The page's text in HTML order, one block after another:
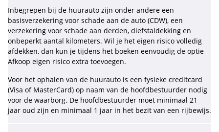
Inbegrepen bij de huurauto zijn onder andere een
basisverzekering voor schade aan de auto (CDW), een
verzekering voor schade aan derden, diefstaldekking en
onbeperkt aantal kilometers. Wil je het eigen risico volledig
afdekken, dan kun je tijdens het boeken eenvoudig de optie
Afkoop eigen risico extra toevoegen.
Voor het ophalen van de huurauto is een fysieke creditcard
(Visa of MasterCard) op naam van de hoofdbestuurder nodig
voor de waarborg. De hoofdbestuurder moet minimaal 21
jaar oud zijn en minimaal 1 jaar in het bezit van een rijbewijs.